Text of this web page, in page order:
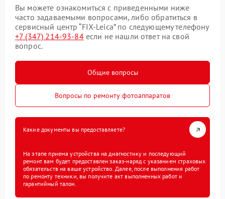
Вы можете ознакомиться с приведенными ниже
часто задаваемыми вопросами, либо обратиться в
сервисный центр “FIX-Leica” по следующему телефону
+7 (347) 214-93-84если не нашли ответ на свой
вопрос.
Общие вопросы
Вопросы по ремонту фотоаппаратов
Какие документы вы предоставляете?
На этапе приема устройства на диагностику и последующий
ремонт вам будет предоставлен заказ-наряд с указанием страховых
обязательств на ваше устройство. Далее, после выполнения работ
по ремонту техники, вы получите акт выполненных работ и
гарантийный талон.